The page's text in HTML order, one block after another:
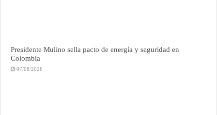
Presidente Mulino sella pacto de energía y seguridad en
Colombia
07/08/2026